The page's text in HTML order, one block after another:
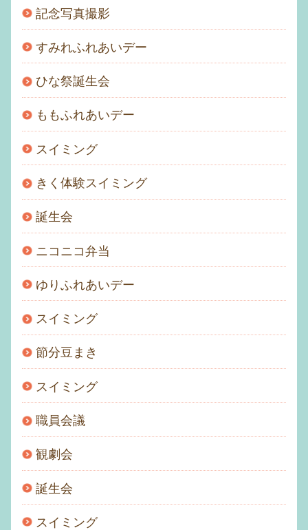
記念写真撮影
すみれふれあいデー
ひな祭誕生会
ももふれあいデー
スイミング
きく体験スイミング
誕生会
ニコニコ弁当
ゆりふれあいデー
スイミング
節分豆まき
スイミング
職員会議
観劇会
誕生会
スイミング